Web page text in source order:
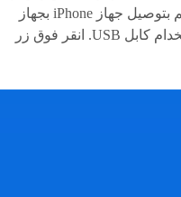
Mac. افتح ReiBoot. قم بتوصيل جهاز iPhone بجهاز
الكمبيوتر أو Mac باستخدام كابل USB. انقر فوق زر